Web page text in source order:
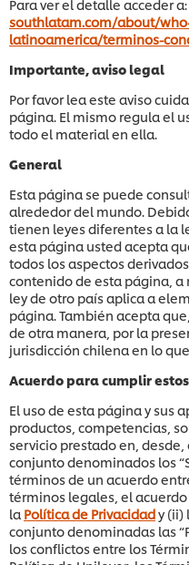
Para ver el detalle acceder a:
southlatam.com/about/
latinoamerica/terminos-
Importante, aviso legal
Por favor lea este aviso
página. El mismo regula el
todo el material en ella.
General
Esta página se puede
alrededor del mundo.
tienen leyes diferentes a la
esta página usted acepta
todos los aspectos
contenido de esta página,
ley de otro país aplica a
página. También acepta
de otra manera, por la
jurisdicción chilena en lo
Acuerdo para cumplir
El uso de esta página y sus
productos, competencias,
servicio prestado en,
conjunto denominados los
términos de un acuerdo
términos legales, el
la Política de Privacidady (ii)
conjunto denominadas las
los conflictos entre los